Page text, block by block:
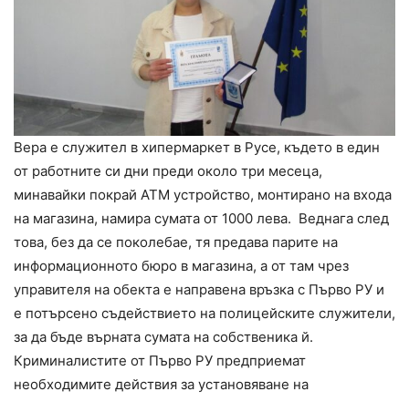
Вера е служител в хипермаркет в Русе, където в един
от работните си дни преди около три месеца,
минавайки покрай АТМ устройство, монтирано на входа
на магазина, намира сумата от 1000 лева. Веднага след
това, без да се поколебае, тя предава парите на
информационното бюро в магазина, а от там чрез
управителя на обекта е направена връзка с Първо РУ и
е потърсено съдействието на полицейските служители,
за да бъде върната сумата на собственика й.
Криминалистите от Първо РУ предприемат
необходимите действия за установяване на